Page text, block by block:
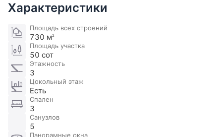
Характеристики
Площадь всех строений
730 м2
Площадь участка
50 сот
Этажность
3
Цокольный этаж
Есть
Спален
3
Санузлов
5
Панорамные окна